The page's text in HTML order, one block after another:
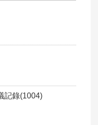
記錄(1004)